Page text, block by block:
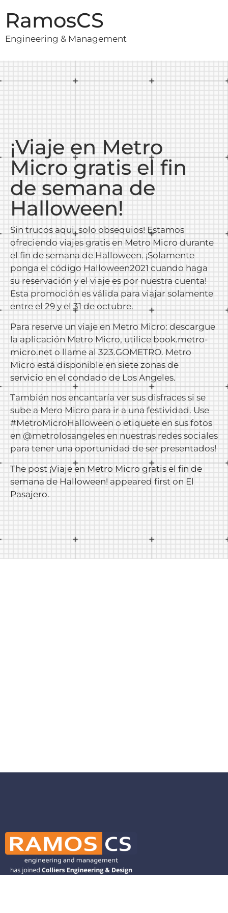
RamosCS
Engineering & Management
¡Viaje en Metro
Micro gratis el fin
de semana de
Halloween!
Sin trucos aqui, solo obsequios! Estamos
ofreciendo viajes gratis en Metro Micro durante
el fin de semana de Halloween. ¡Solamente
ponga el código Halloween2021 cuando haga
su reservación y el viaje es por nuestra cuenta!
Esta promoción es válida para viajar solamente
entre el 29 y el 31 de octubre.
Para reserve un viaje en Metro Micro: descargue
la aplicación Metro Micro, utilice book.metro-
micro.net o llame al 323.GOMETRO. Metro
Micro está disponible en siete zonas de
servicio en el condado de Los Angeles.
También nos encantaría ver sus disfraces si se
sube a Mero Micro para ir a una festividad. Use
#MetroMicroHalloween o etiquete en sus fotos
en @metrolosangeles en nuestras redes sociales
para tener una oportunidad de ser presentados!
The post ¡Viaje en Metro Micro gratis el fin de
semana de Halloween! appeared first on El
Pasajero.